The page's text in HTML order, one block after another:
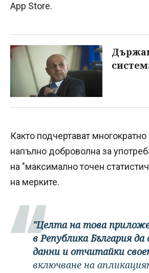
App Store.
Както подчертават
напълно доброволна за
на "максимално точен
на мерките.
"Целта на това
в Република България
данни и отчитайки
включване на